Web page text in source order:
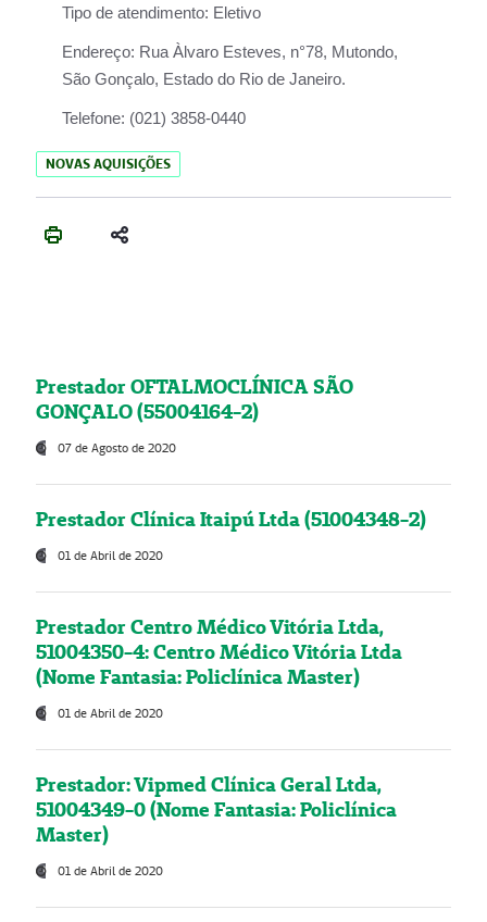
Tipo de atendimento: Eletivo
Endereço: Rua Àlvaro Esteves, n°78, Mutondo,
São Gonçalo, Estado do Rio de Janeiro.
Telefone: (021) 3858-0440
NOVAS AQUISIÇÕES
Prestador OFTALMOCLÍNICA SÃO
GONÇALO (55004164-2)
07 de Agosto de 2020
Prestador Clínica Itaipú Ltda (51004348-2)
01 de Abril de 2020
Prestador Centro Médico Vitória Ltda,
51004350-4: Centro Médico Vitória Ltda
(Nome Fantasia: Policlínica Master)
01 de Abril de 2020
Prestador: Vipmed Clínica Geral Ltda,
51004349-0 (Nome Fantasia: Policlínica
Master)
01 de Abril de 2020